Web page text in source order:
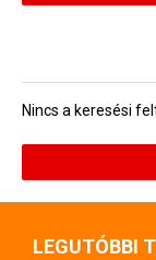
Nincs a keresési
LEGUTÓBBI